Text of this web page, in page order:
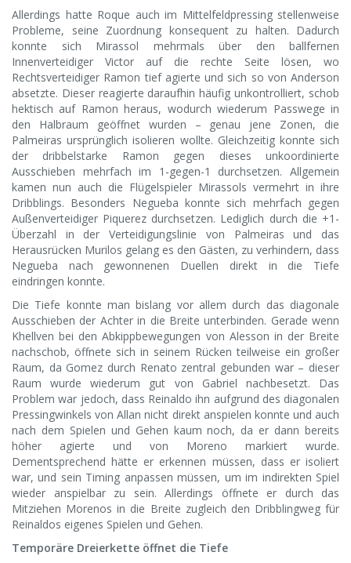
Allerdings hatte Roque auch im Mittelfeldpressing stellenweise
Probleme, seine Zuordnung konsequent zu halten. Dadurch
konnte sich Mirassol mehrmals über den ballfernen
Innenverteidiger Victor auf die rechte Seite lösen, wo
Rechtsverteidiger Ramon tief agierte und sich so von Anderson
absetzte. Dieser reagierte daraufhin häufig unkontrolliert, schob
hektisch auf Ramon heraus, wodurch wiederum Passwege in
den Halbraum geöffnet wurden – genau jene Zonen, die
Palmeiras ursprünglich isolieren wollte. Gleichzeitig konnte sich
der dribbelstarke Ramon gegen dieses unkoordinierte
Ausschieben mehrfach im 1-gegen-1 durchsetzen. Allgemein
kamen nun auch die Flügelspieler Mirassols vermehrt in ihre
Dribblings. Besonders Negueba konnte sich mehrfach gegen
Außenverteidiger Piquerez durchsetzen. Lediglich durch die +1-
Überzahl in der Verteidigungslinie von Palmeiras und das
Herausrücken Murilos gelang es den Gästen, zu verhindern, dass
Negueba nach gewonnenen Duellen direkt in die Tiefe
eindringen konnte.
Die Tiefe konnte man bislang vor allem durch das diagonale
Ausschieben der Achter in die Breite unterbinden. Gerade wenn
Khellven bei den Abkippbewegungen von Alesson in der Breite
nachschob, öffnete sich in seinem Rücken teilweise ein großer
Raum, da Gomez durch Renato zentral gebunden war – dieser
Raum wurde wiederum gut von Gabriel nachbesetzt. Das
Problem war jedoch, dass Reinaldo ihn aufgrund des diagonalen
Pressingwinkels von Allan nicht direkt anspielen konnte und auch
nach dem Spielen und Gehen kaum noch, da er dann bereits
höher agierte und von Moreno markiert wurde.
Dementsprechend hätte er erkennen müssen, dass er isoliert
war, und sein Timing anpassen müssen, um im indirekten Spiel
wieder anspielbar zu sein. Allerdings öffnete er durch das
Mitziehen Morenos in die Breite zugleich den Dribblingweg für
Reinaldos eigenes Spielen und Gehen.
Temporäre Dreierkette öffnet die Tiefe